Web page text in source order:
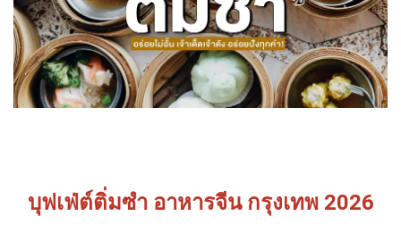
บุฟเฟ่ต์ติ่มซำ อาหารจีน กรุงเทพ 2026